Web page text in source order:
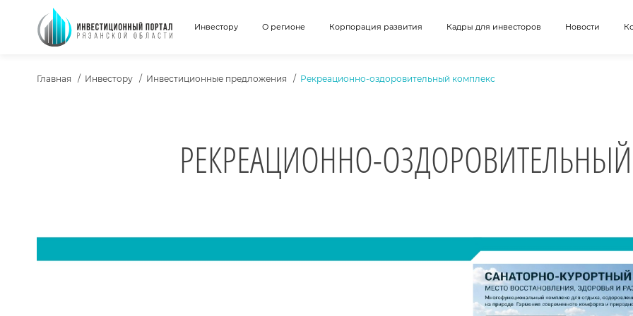
Инвестору О регионе Корпорация развития Кадры для инвесторов Новости
ХЛЕБНЫЕ КРОШКИ
Главная Инвестору Инвестиционные предложения Рекреационно-оздоровительный комплекс
РЕКРЕАЦИОННО-